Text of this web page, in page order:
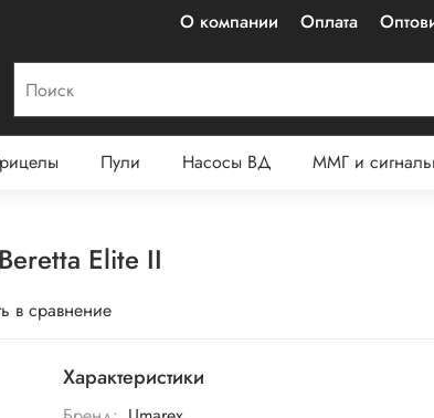
О компании Оплата
Пули Насосы ВД ММГ и
Elite II
в сравнение
Характеристики